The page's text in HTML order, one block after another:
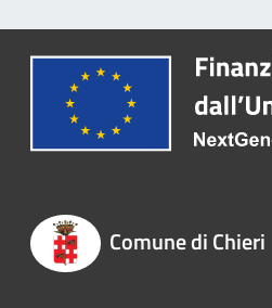
Comune di Chieri